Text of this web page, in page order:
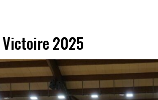
2025